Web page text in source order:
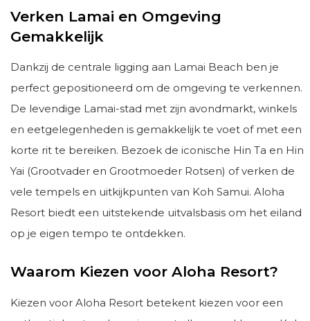
Verken Lamai en Omgeving
Gemakkelijk
Dankzij de centrale ligging aan Lamai Beach ben je
perfect gepositioneerd om de omgeving te verkennen.
De levendige Lamai-stad met zijn avondmarkt, winkels
en eetgelegenheden is gemakkelijk te voet of met een
korte rit te bereiken. Bezoek de iconische Hin Ta en Hin
Yai (Grootvader en Grootmoeder Rotsen) of verken de
vele tempels en uitkijkpunten van Koh Samui. Aloha
Resort biedt een uitstekende uitvalsbasis om het eiland
op je eigen tempo te ontdekken.
Waarom Kiezen voor Aloha Resort?
Kiezen voor Aloha Resort betekent kiezen voor een